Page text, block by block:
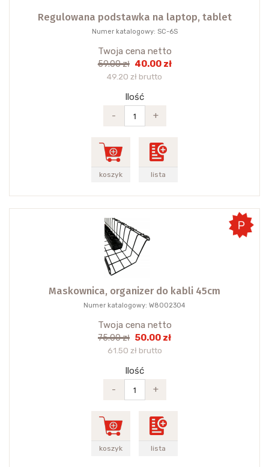
Regulowana podstawka na laptop, tablet
Numer katalogowy: SC-6S
Twoja cena netto
59.00 zł 40.00 zł
49.20 zł brutto
Ilość
-
+
koszyk lista
Maskownica, organizer do kabli 45cm
Numer katalogowy: W8002304
Twoja cena netto
75.00 zł 50.00 zł
61.50 zł brutto
Ilość
-
+
koszyk lista